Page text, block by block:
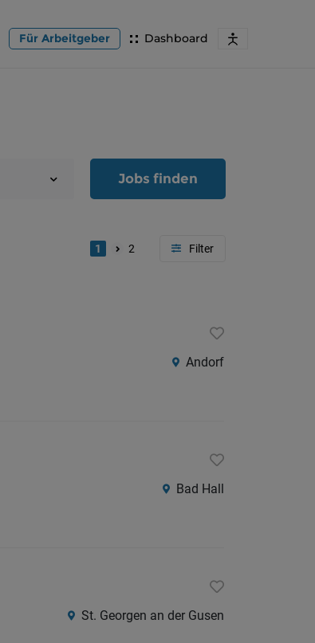
Dashboard
Für Arbeitgeber
Jobs finden
1 2
Andorf
Bad Hall
St. Georgen an der Gusen